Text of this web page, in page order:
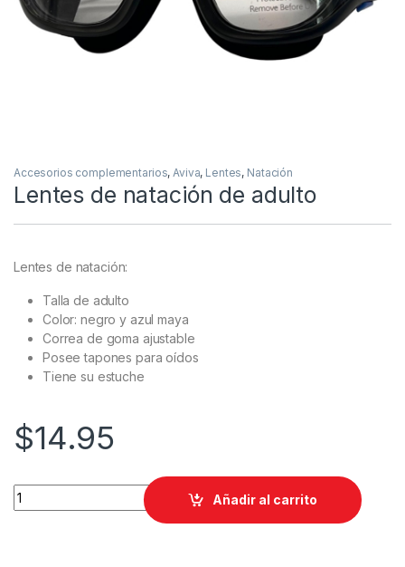
Accesorios complementarios, Aviva, Lentes, Natación
Lentes de natación de adulto
Lentes de natación:
Talla de adulto
Color:negro y azul maya
Correa de goma ajustable
Posee tapones para oídos
Tiene su estuche
$14.95
Lentes de natación de adulto quantity
Añadir al carrito